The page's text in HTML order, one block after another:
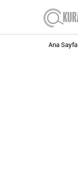
Ana Sayfa